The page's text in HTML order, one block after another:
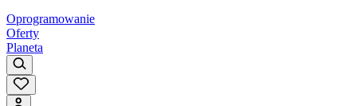
Oprogramowanie
Oferty
Planeta